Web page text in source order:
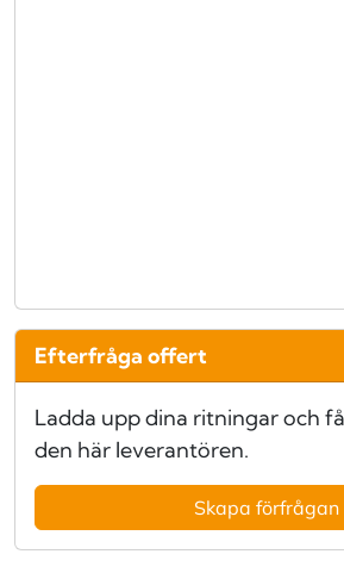
Efterfråga offert
Ladda upp dina ritningar och
den här leverantören.
Skapa förfrågan